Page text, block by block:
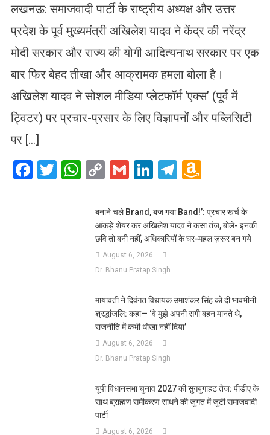
लखनऊ: समाजवादी पार्टी के राष्ट्रीय अध्यक्ष और उत्तर
प्रदेश के पूर्व मुख्यमंत्री अखिलेश यादव ने केंद्र की नरेंद्र
मोदी सरकार और राज्य की योगी आदित्यनाथ सरकार पर एक
बार फिर बेहद तीखा और आक्रामक हमला बोला है।
अखिलेश यादव ने सोशल मीडिया प्लेटफॉर्म ‘एक्स’ (पूर्व में
ट्विटर) पर प्रचार-प्रसार के लिए विज्ञापनों और पब्लिसिटी
पर […]
Facebook
Twitter
WhatsApp
CopyGmailLinkedIn
Telegram
Amazon
List
बनाने चले Brand, बज गया Band!’: प्रचार खर्च के
आंकड़े शेयर कर अखिलेश यादव ने कसा तंज, बोले- इनकी
छवि तो बनी नहीं, अधिकारियों के घर-महल ज़रूर बन गये
August 6, 2026
Dr. Bhanu Pratap Singh
मायावती ने दिवंगत विधायक उमाशंकर सिंह को दी भावभीनी
श्रद्धांजलि: कहा— ‘वे मुझे अपनी सगी बहन मानते थे,
राजनीति में कभी धोखा नहीं दिया’
August 6, 2026
Dr. Bhanu Pratap Singh
यूपी विधानसभा चुनाव 2027 की सुगबुगाहट तेज: पीडीए के
साथ ब्राह्मण समीकरण साधने की जुगत में जुटी समाजवादी
पार्टी
August 6, 2026